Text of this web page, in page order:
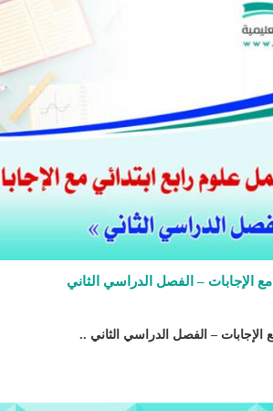
الإجابات – الفصل الدراسي الثاني
– الفصل الدراسي الثاني ..